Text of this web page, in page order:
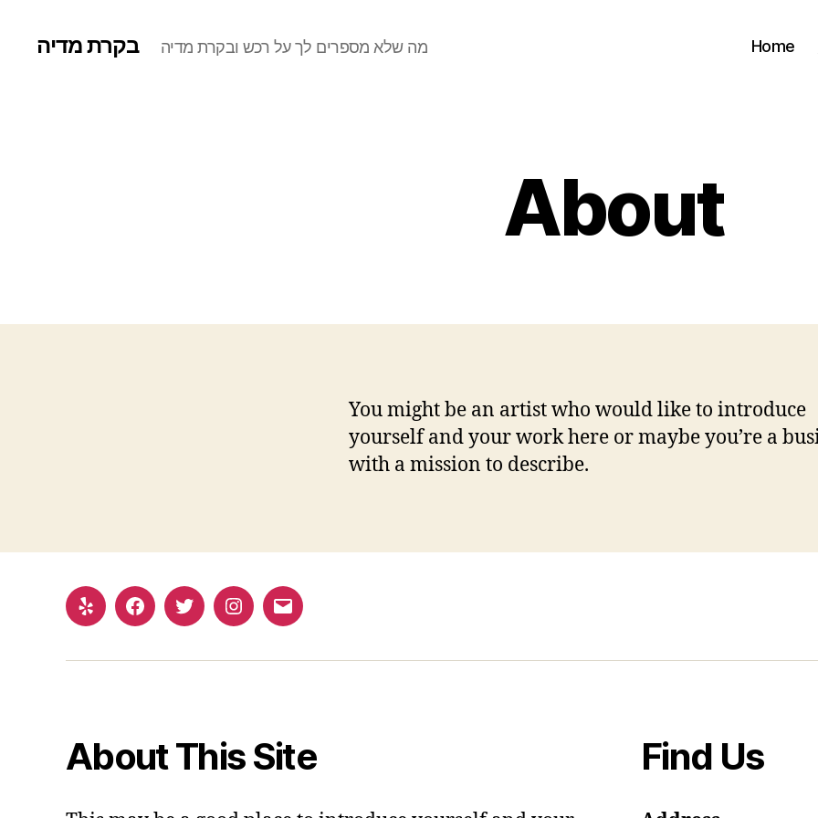
בקרת מדיה מה שלא מספרים לך על רכש ובקרת מדיה Home
About
You might be an artist who would like to introduce
yourself and your work here or maybe you’re a
with a mission to describe.
Yelp FacebookTwitterInstagram
Email
About This Site Find Us